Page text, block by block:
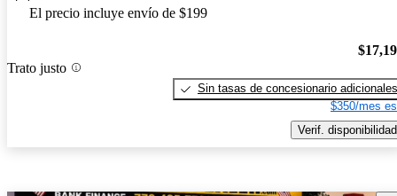
El precio incluye envío de $199
Trato justo
Sin tasas de concesionario adicionales
$350/mes
Verif. disponibilidad